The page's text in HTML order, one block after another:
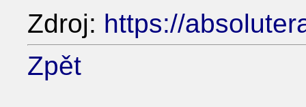
Zdroj: https://
Zpět